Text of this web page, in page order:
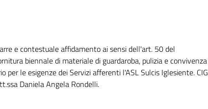
e contestuale affidamento ai sensi dell'art. 50 del
biennale di materiale di guardaroba, pulizia e convivenza
per le esigenze dei Servizi afferenti l'ASL Sulcis Iglesiente. CIG
Daniela Angela Rondelli.